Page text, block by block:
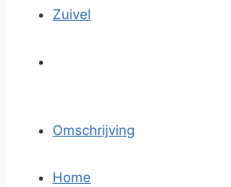
Zuivel
Omschrijving
Home